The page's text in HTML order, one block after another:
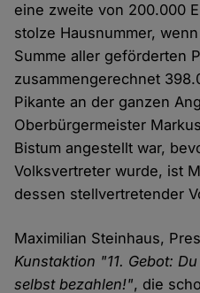
eine zweite von 200.000
stolze Hausnummer,
Summe aller geförderten
zusammengerechnet
Pikante an der ganzen
Oberbürgermeister
Bistum angestellt war,
Volksvertreter wurde, ist
dessen stellvertretender
Maximilian Steinhaus,
Kunstaktion "11. Gebot:
selbst bezahlen!", die